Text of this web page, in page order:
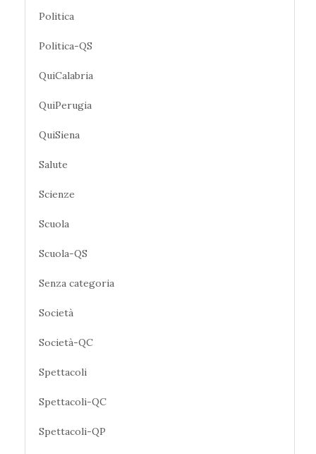
Politica
Politica-QS
QuiCalabria
QuiPerugia
QuiSiena
Salute
Scienze
Scuola
Scuola-QS
Senza categoria
Società
Società-QC
Spettacoli
Spettacoli-QC
Spettacoli-QP